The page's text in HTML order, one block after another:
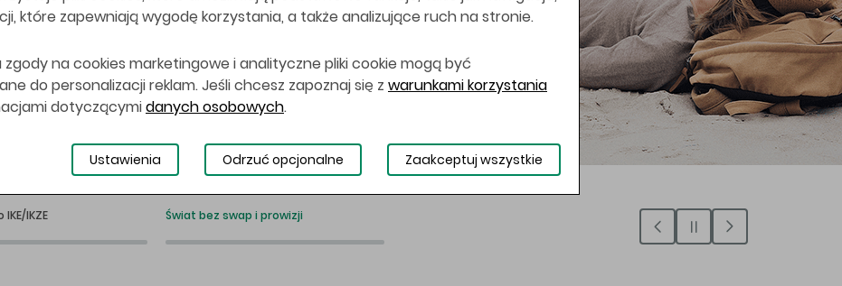
IKZE Świat bez swap i prowizji
które zapewniają wygodę korzystania, a także analizujące ruch na stronie.
zgody na cookies marketingowe i analityczne pliki cookie mogą być
do personalizacji reklam. Jeśli chcesz zapoznaj się z warunkami korzystania
dotyczącymidanych osobowych.
Ustawienia Odrzuć opcjonalne Zaakceptuj wszystkie